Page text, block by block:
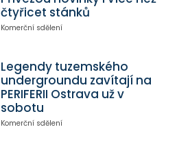
čtyřicet stánků
Komerční sdělení
Legendy tuzemského
undergroundu zavítají na
PERIFERII Ostrava už v
sobotu
Komerční sdělení